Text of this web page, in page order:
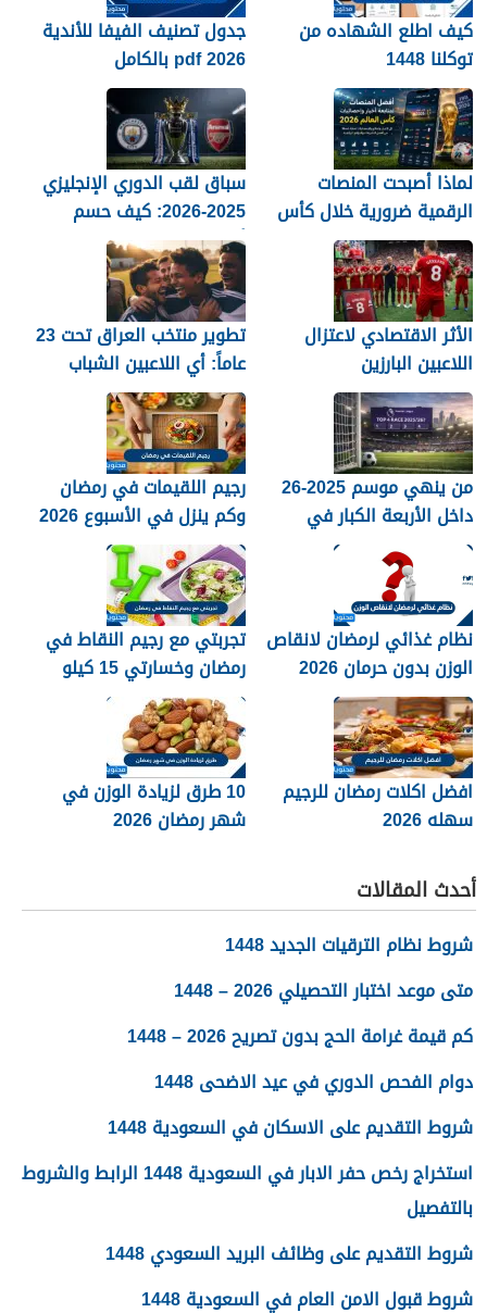
كيف اطلع الشهاده من
توكلنا 1448
جدول تصنيف الفيفا للأندية
2026 pdf بالكامل
لماذا أصبحت المنصات
الرقمية ضرورية خلال كأس
العالم؟
سباق لقب الدوري الإنجليزي
2025-2026: كيف حسم
أرسنال اللقب في النهاية؟
الأثر الاقتصادي لاعتزال
اللاعبين البارزين
تطوير منتخب العراق تحت 23
عاماً: أي اللاعبين الشباب
جاهزون للاختراق الدولي؟
من ينهي موسم 2025-26
داخل الأربعة الكبار في
الدوري الإنجليزي؟
رجيم اللقيمات في رمضان
وكم ينزل في الأسبوع 2026
نظام غذائي لرمضان لانقاص
الوزن بدون حرمان 2026
تجربتي مع رجيم النقاط في
رمضان وخسارتي 15 كيلو
2026
افضل اكلات رمضان للرجيم
سهله 2026
10 طرق لزيادة الوزن في
شهر رمضان 2026
أحدث المقالات
شروط نظام الترقيات الجديد 1448
متى موعد اختبار التحصيلي 2026 – 1448
كم قيمة غرامة الحج بدون تصريح 2026 – 1448
دوام الفحص الدوري في عيد الاضحى 1448
شروط التقديم على الاسكان في السعودية 1448
استخراج رخص حفر الابار في السعودية 1448 الرابط والشروط
بالتفصيل
شروط التقديم على وظائف البريد السعودي 1448
شروط قبول الامن العام في السعودية 1448